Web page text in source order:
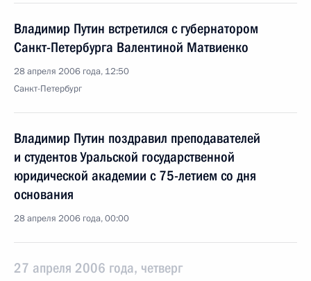
Владимир Путин встретился с губернатором
Санкт-Петербурга Валентиной Матвиенко
28 апреля 2006 года, 12:50
Санкт-Петербург
Владимир Путин поздравил преподавателей
и студентов Уральской государственной
юридической академии с 75-летием со дня
основания
28 апреля 2006 года, 00:00
27 апреля 2006 года, четверг